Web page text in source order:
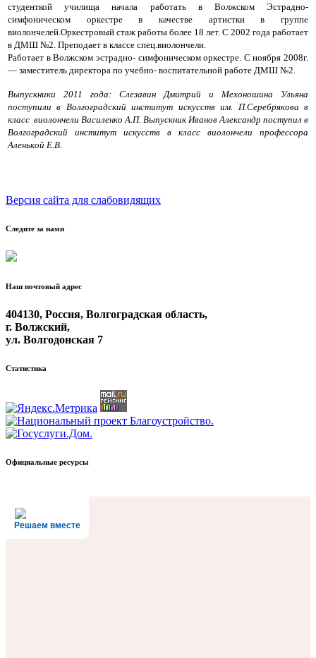
студенткой училища начала работать в Волжском Эстрадно-
симфоническом оркестре в качестве артистки в группе
виолончелей.Оркестровый стаж работы более 18 лет. С 2002 года работает
в ДМШ №2. Преподает в классе спец.виолончели.
Работает в Волжском эстрадно- симфоническом оркестре. С ноября 2008г.
— заместитель директора по учебно- воспитательной работе ДМШ №2.
Выпускники 2011 года: Слезавин Дмитрий и Мехоношина Ульяна
поступили в Волгоградский институт искусств им. П.Серебрякова в
класс виолончели Василенко А.П. Выпускник Иванов Александр поступил в
Волгоградский институт искусств в класс виолончели профессора
Аленькой Е.В.
Версия сайта для слабовидящих
Следите за нами
Наш почтовый адрес
404130, Россия, Волгоградская область,
г. Волжский,
ул. Волгодонская 7
Статистика
Официальные ресурсы
Решаем вместе